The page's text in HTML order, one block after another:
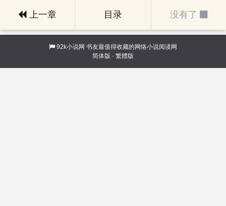
上一章 目录 没有了
92k小说网 书友最值得收藏的网络小说阅读网
简体版 · 繁體版